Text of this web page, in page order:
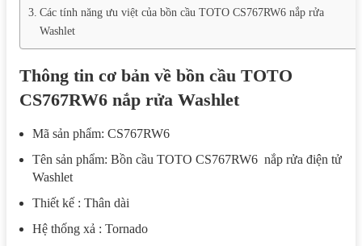
Các tính năng ưu việt của bồn cầu TOTO CS767RW6 nắp rửa
Washlet
Thông tin cơ bản về bồn cầu TOTO
CS767RW6 nắp rửa Washlet
Mã sản phẩm: CS767RW6
Tên sản phẩm: Bồn cầu TOTO CS767RW6 nắp rửa điện tử
Washlet
Thiết kế : Thân dài
Hệ thống xả : Tornado